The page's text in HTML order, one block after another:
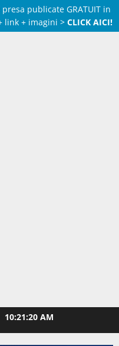
publicate GRATUIT in
link + imagini > CLICK AICI!
10:21:22 AM